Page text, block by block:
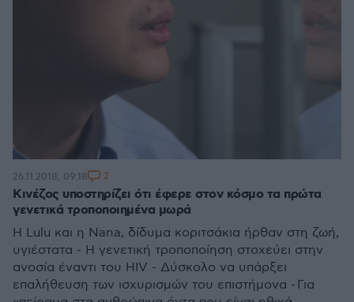
Κινέζος υποστηρίζει ότι έφερε στον κόσμο τα πρώτα
γενετικά τροποποιημένα μωρά
Η Lulu και η Nana, δίδυμα κοριτσάκια ήρθαν στη ζωή,
υγιέστατα - Η γενετική τροποποίηση στοχεύει στην
ανοσία έναντι του HIV - Δύσκολο να υπάρξει
επαλήθευση των ισχυρισμών του επιστήμονα - Για
26.11.2018, 09:18 2